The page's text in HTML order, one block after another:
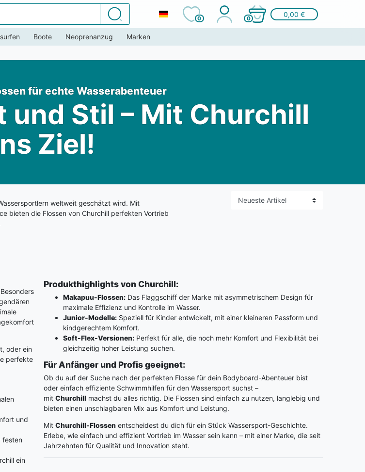
Suchen
0 0
0,00 €
Boote Neoprenanzug Marken
für echte Wasserabenteuer
und Stil – Mit Churchill
Ziel!
weltweit geschätzt wird. Mit
bieten die Flossen von Churchill perfekten Vortrieb
oder ein
perfekte
und
festen
ein
Produkthighlights von Churchill:
Makapuu-Flossen:Das Flaggschiff der Marke mit asymmetrischem Design für
maximale Effizienz und Kontrolle im Wasser.
Junior-Modelle:Speziell für Kinder entwickelt, mit einer kleineren Passform und
kindgerechtem Komfort.
Soft-Flex-Versionen:Perfekt für alle, die noch mehr Komfort und Flexibilität bei
gleichzeitig hoher Leistung suchen.
Für Anfänger und Profis geeignet:
Ob du auf der Suche nach der perfekten Flosse für dein Bodyboard-Abenteuer bist
oder einfach effiziente Schwimmhilfen für den Wassersport suchst –
mit Churchillmachst du alles richtig. Die Flossen sind einfach zu nutzen, langlebig und
bieten einen unschlagbaren Mix aus Komfort und Leistung.
Mit Churchill-Flossenentscheidest du dich für ein Stück Wassersport-Geschichte.
Erlebe, wie einfach und effizient Vortrieb im Wasser sein kann – mit einer Marke, die seit
Jahrzehnten für Qualität und Innovation steht.